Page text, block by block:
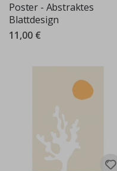
Poster - Abstraktes
Blattdesign
11,00 €